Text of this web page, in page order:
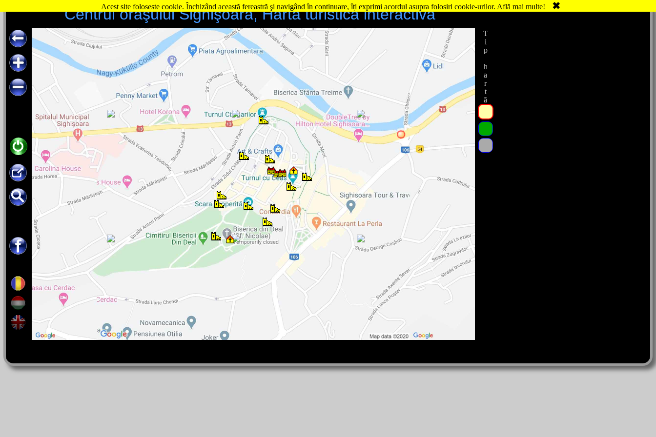
Acest site foloseste cookie. Închizând această fereastră şi navigând în continuare, îți exprimi acordul asupra folosiri cookie-urilor. Află mai multe! ✖
Centrul oraşului Sighişoara, Harta turistică interactivă
Tip hartă